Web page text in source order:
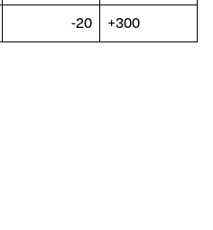
-20 +300
备件